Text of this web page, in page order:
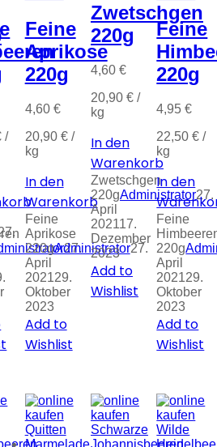
/
27.
Feine
Aprikose
220g
4,60 €
20,90 €/
kg
In den
Warenkorb
Feine
Aprikose
220gAdministrator27.
April
202129.
Oktober
2023
Add to
Wishlist
Zwetschgen
220g
4,60 €
20,90 €/
kg
In den
Warenkorb
Zwetschgen
220gAdministrator27.
April
202117.
Dezember
2023
Add to
Wishlist
Feine
220g
4,95€
22,50€ /
kg
In den
Feine
220g
April
202129.
Oktober
2023
Add to
Wishlist